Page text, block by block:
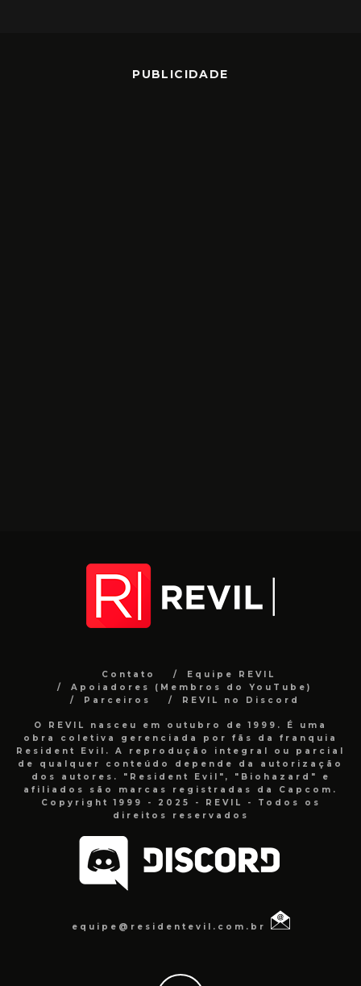
PUBLICIDADE
Contato
Equipe REVIL
Apoiadores (Membros do YouTube)
Parceiros
REVIL no Discord
O REVIL nasceu em outubro de 1999. É uma
obra coletiva gerenciada por fãs da franquia
Resident Evil. A reprodução integral ou parcial
de qualquer conteúdo depende da autorização
dos autores. "Resident Evil", "Biohazard" e
afiliados são marcas registradas da Capcom.
Copyright 1999 - 2025 - REVIL - Todos os
direitos reservados
equipe@residentevil.com.br